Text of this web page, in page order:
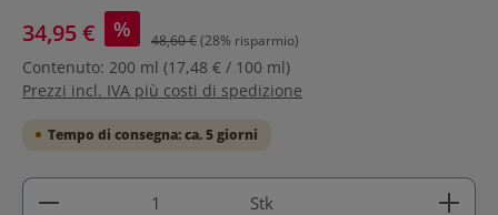
34,95 € % 48,60 €(28% risparmio)
Contenuto: 200 ml (17,48 € / 100 ml)
Prezzi incl. IVA più costi di spedizione
Tempo di consegna: ca. 5 giorni
Quantità del prodotto: inserisci la quantità
Stk